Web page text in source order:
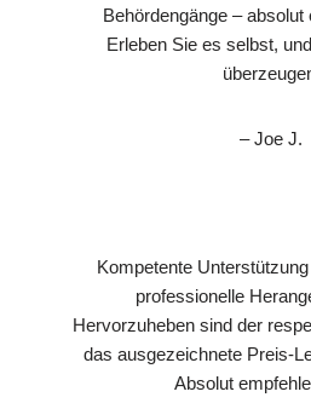
Behördengänge – absolut
Erleben Sie es selbst,
– Joe J.
Kompetente
professionelle
Hervorzuheben sind der
das ausgezeichnete Preis-
Absolut